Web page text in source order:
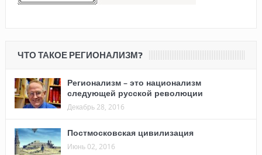
ЧТО ТАКОЕ РЕГИОНАЛИЗМ?
Регионализм – это национализм
следующей русской революции
Декабрь 28, 2016
Постмосковская цивилизация
Июнь 02, 2016